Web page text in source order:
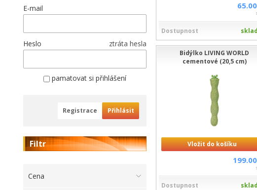
E-mail
Heslo ztráta hesla
pamatovat si přihlášení
Registrace Přihlásit
Filtr
Cena
Dostupnost
Bidýlko LIVING WORLD
cementové (20,5 cm)
Vložit do košíku
Dostupnost